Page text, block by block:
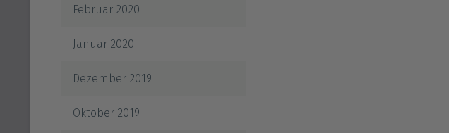
Februar 2020
Januar 2020
Dezember 2019
Oktober 2019